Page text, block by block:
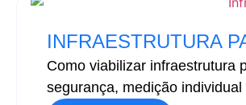
INFRAESTRUTURA
Como viabilizar infraestrutura
segurança, medição